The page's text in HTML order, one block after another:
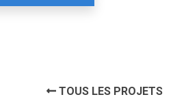
TOUS LES PROJETS